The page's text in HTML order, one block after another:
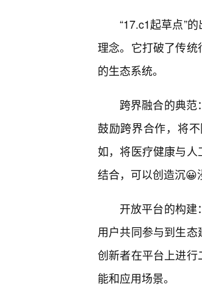
“17.c1起草点”
理念。它打破了传
的生态系统。
跨界融合的典范
鼓励跨界合作，将
如，将医疗健康与
结合，可以创造沉😀
开放平台的构建
用户共同参与到生
创新者在平台上进
能和应用场景。